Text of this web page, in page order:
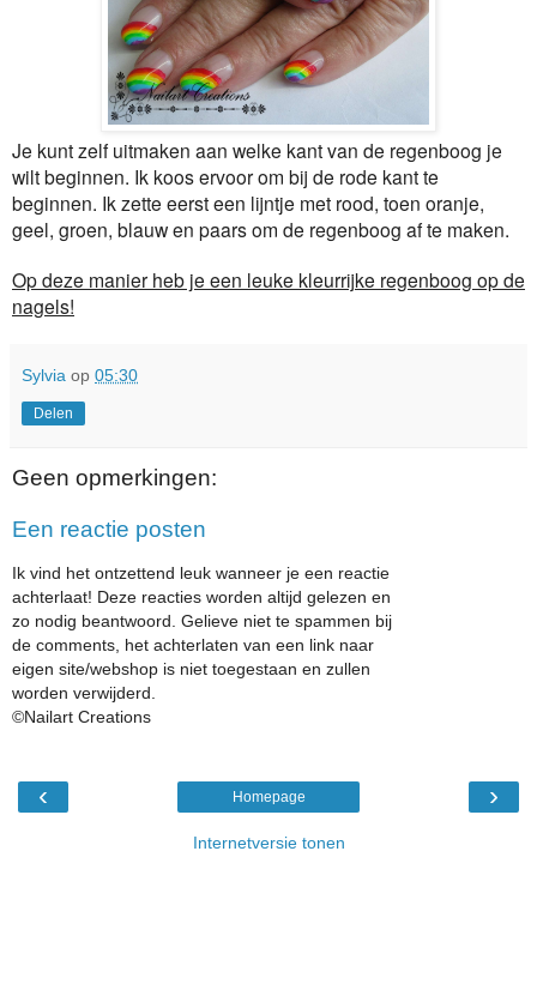
Je kunt zelf uitmaken aan welke kant van de regenboog je
wilt beginnen. Ik koos ervoor om bij de rode kant te
beginnen. Ik zette eerst een lijntje met rood, toen oranje,
geel, groen, blauw en paars om de regenboog af te maken.
Op deze manier heb je een leuke kleurrijke regenboog op de
nagels!
Sylvia op 05:30
Delen
Geen opmerkingen:
Een reactie posten
Ik vind het ontzettend leuk wanneer je een reactie
achterlaat! Deze reacties worden altijd gelezen en
zo nodig beantwoord. Gelieve niet te spammen bij
de comments, het achterlaten van een link naar
eigen site/webshop is niet toegestaan en zullen
worden verwijderd.
©Nailart Creations
‹ ›
Homepage
Internetversie tonen